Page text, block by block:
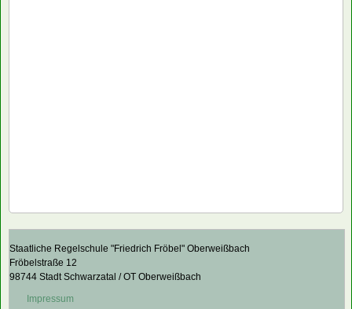
Staatliche Regelschule "Friedrich Fröbel" Oberweißbach
Fröbelstraße 12
98744 Stadt Schwarzatal / OT Oberweißbach
Impressum